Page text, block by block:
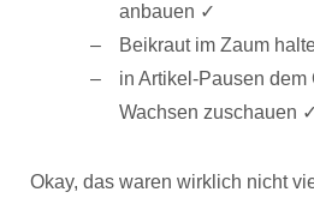
anbauen ✓
Beikraut im Zaum
in Artikel-Pausen dem
Wachsen zuschauen ✓
Okay, das waren wirklich nicht